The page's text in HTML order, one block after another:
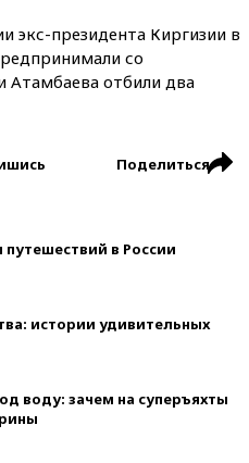
президента Киргизии в
со
Атамбаева отбили два
Поделиться
в России
истории удивительных
воду: зачем на суперъяхты